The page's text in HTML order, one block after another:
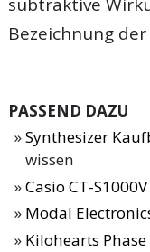
Bezeichnung
PASSEND DAZU
Synthesizer
wissen
Casio CT-
Modal
Kilohearts